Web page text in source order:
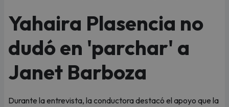
Yahaira Plasencia no
dudó en 'parchar' a
Janet Barboza
Durante la entrevista, la conductora destacó el apoyo que la